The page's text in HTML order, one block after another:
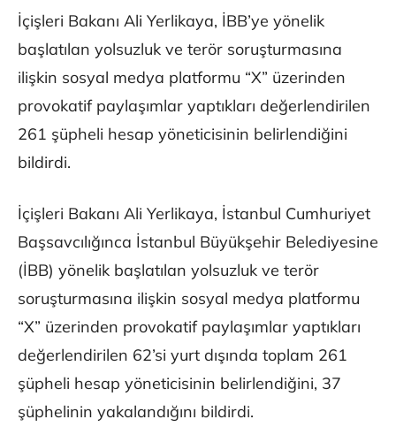
İçişleri Bakanı Ali Yerlikaya, İBB’ye yönelik
başlatılan yolsuzluk ve terör soruşturmasına
ilişkin sosyal medya platformu “X” üzerinden
provokatif paylaşımlar yaptıkları değerlendirilen
261 şüpheli hesap yöneticisinin belirlendiğini
bildirdi.
İçişleri Bakanı Ali Yerlikaya, İstanbul Cumhuriyet
Başsavcılığınca İstanbul Büyükşehir Belediyesine
(İBB) yönelik başlatılan yolsuzluk ve terör
soruşturmasına ilişkin sosyal medya platformu
“X” üzerinden provokatif paylaşımlar yaptıkları
değerlendirilen 62’si yurt dışında toplam 261
şüpheli hesap yöneticisinin belirlendiğini, 37
şüphelinin yakalandığını bildirdi.